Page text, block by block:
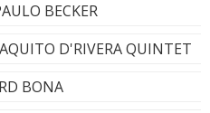
BECKER
D'RIVERA QUINTET
BONA